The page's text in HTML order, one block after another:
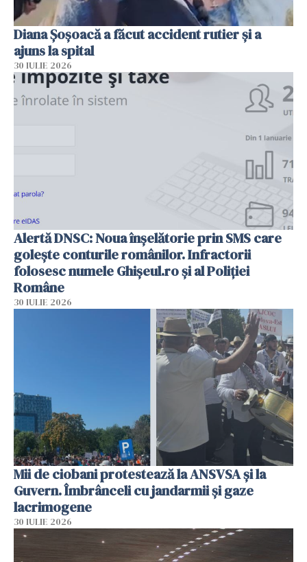
Diana Șoșoacă a făcut accident rutier și a
ajuns la spital
30 IULIE 2026
Alertă DNSC: Noua înșelătorie prin SMS care
golește conturile românilor. Infractorii
folosesc numele Ghișeul.ro și al Poliției
Române
30 IULIE 2026
Mii de ciobani protestează la ANSVSA și la
Guvern. Îmbrânceli cu jandarmii și gaze
lacrimogene
30 IULIE 2026